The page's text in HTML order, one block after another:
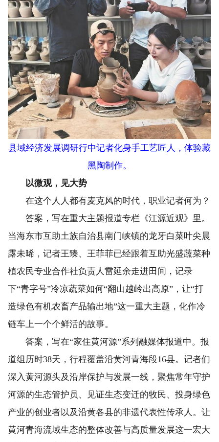
县域经济发展调研行中记者化身手工艺匠人，体验藏
黑陶制作。
以微观，见大势
在这个人人都有麦克风的时代，职业记者何为？
答案，写在重大主题报道专栏《江源近观》里。
当海东市互助土族自治县南门峡镇的龙牙白菜叶尖晨
露未晞，记者王臻、王菲菲已经跟着互助光盛蔬菜种
植农民专业合作社负责人雷延余走进田间，记录
下“青字号”冷凉蔬菜如何“翻山越岭出高原”，让“打
造绿色有机农畜产品输出地”这一重大主题，化作冷
链车上一个个鲜活的故事。
答案，写在“家住黄河源”系列融媒体报道中。报
道组历时38天，行程覆盖沿黄河青海段16县。记者们
深入黄河源头及沿岸保护与发展一线，聚焦常年守护
河源的生态管护员、见证生态变迁的牧民、投身绿色
产业的创业者以及沿黄各县的非遗代表性传承人。让
黄河青海流域生态的整体改善与高质量发展这一宏大